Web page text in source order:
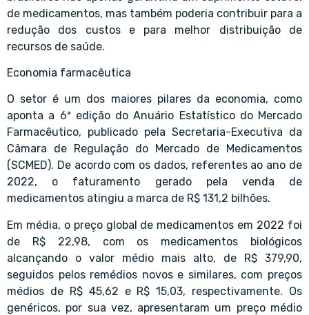
de medicamentos, mas também poderia contribuir para a
redução dos custos e para melhor distribuição de
recursos de saúde.
Economia farmacêutica
O setor é um dos maiores pilares da economia, como
aponta a 6ª edição do Anuário Estatístico do Mercado
Farmacêutico, publicado pela Secretaria-Executiva da
Câmara de Regulação do Mercado de Medicamentos
(SCMED). De acordo com os dados, referentes ao ano de
2022, o faturamento gerado pela venda de
medicamentos atingiu a marca de R$ 131,2 bilhões.
Em média, o preço global de medicamentos em 2022 foi
de R$ 22,98, com os medicamentos biológicos
alcançando o valor médio mais alto, de R$ 379,90,
seguidos pelos remédios novos e similares, com preços
médios de R$ 45,62 e R$ 15,03, respectivamente. Os
genéricos, por sua vez, apresentaram um preço médio